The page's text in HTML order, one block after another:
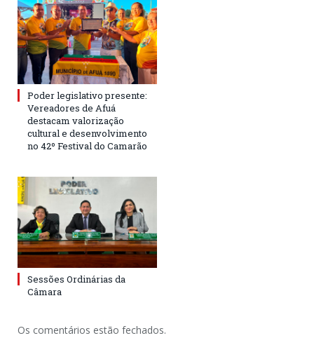
Poder legislativo presente:
Vereadores de Afuá
destacam valorização
cultural e desenvolvimento
no 42º Festival do Camarão
Sessões Ordinárias da
Câmara
Os comentários estão fechados.